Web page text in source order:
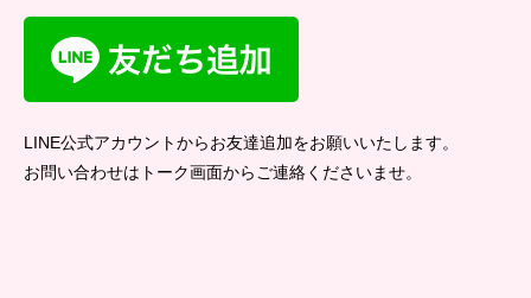
LINE公式アカウントからお友達追加をお願いいたします。
お問い合わせはトーク画面からご連絡くださいませ。